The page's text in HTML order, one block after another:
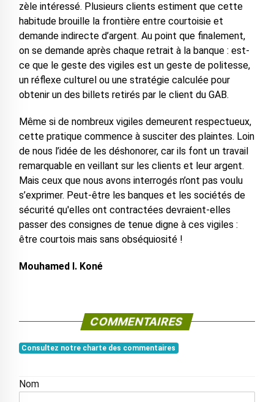
zèle intéressé. Plusieurs clients estiment que cette
habitude brouille la frontière entre courtoisie et
demande indirecte d’argent. Au point que finalement,
on se demande après chaque retrait à la banque : est-
ce que le geste des vigiles est un geste de politesse,
un réflexe culturel ou une stratégie calculée pour
obtenir un des billets retirés par le client du GAB.
Même si de nombreux vigiles demeurent respectueux,
cette pratique commence à susciter des plaintes. Loin
de nous l’idée de les déshonorer, car ils font un travail
remarquable en veillant sur les clients et leur argent.
Mais ceux que nous avons interrogés n’ont pas voulu
s’exprimer. Peut-être les banques et les sociétés de
sécurité qu'elles ont contractées devraient-elles
passer des consignes de tenue digne à ces vigiles :
être courtois mais sans obséquiosité !
Mouhamed I. Koné
COMMENTAIRES
Consultez notre charte des commentaires
Nom